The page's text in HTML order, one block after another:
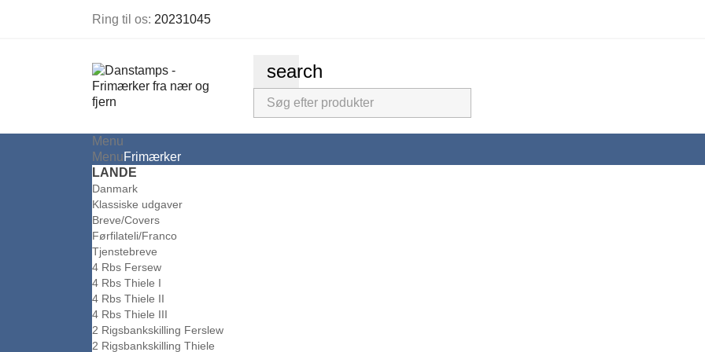
Ring til os: 20231045
search
Menu
MenuFrimærker
LANDE
Danmark
Klassiske udgaver
Breve/Covers
Førfilateli/Franco
Tjenstebreve
4 Rbs Fersew
4 Rbs Thiele I
4 Rbs Thiele II
4 Rbs Thiele III
2 Rigsbankskilling Ferslew
2 Rigsbankskilling Thiele